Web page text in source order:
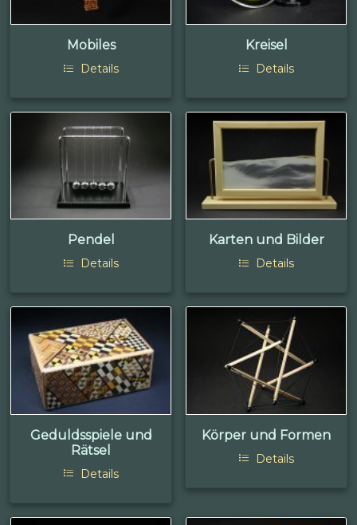
Mobiles
Details
Kreisel
Details
Pendel
Details
Karten und Bilder
Details
Geduldsspiele und
Rätsel
Details
Körper und Formen
Details